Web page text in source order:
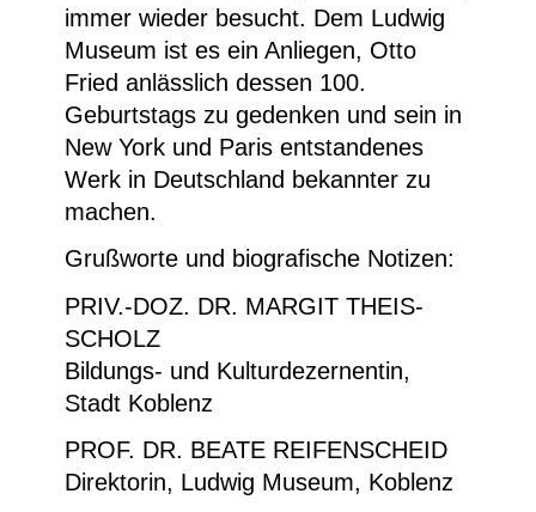
immer wieder besucht. Dem Ludwig
Museum ist es ein Anliegen, Otto
Fried anlässlich dessen 100.
Geburtstags zu gedenken und sein in
New York und Paris entstandenes
Werk in Deutschland bekannter zu
machen.
Grußworte und biografische Notizen:
PRIV.-DOZ. DR. MARGIT THEIS-
SCHOLZ
Bildungs- und Kulturdezernentin,
Stadt Koblenz
PROF. DR. BEATE REIFENSCHEID
Direktorin, Ludwig Museum, Koblenz